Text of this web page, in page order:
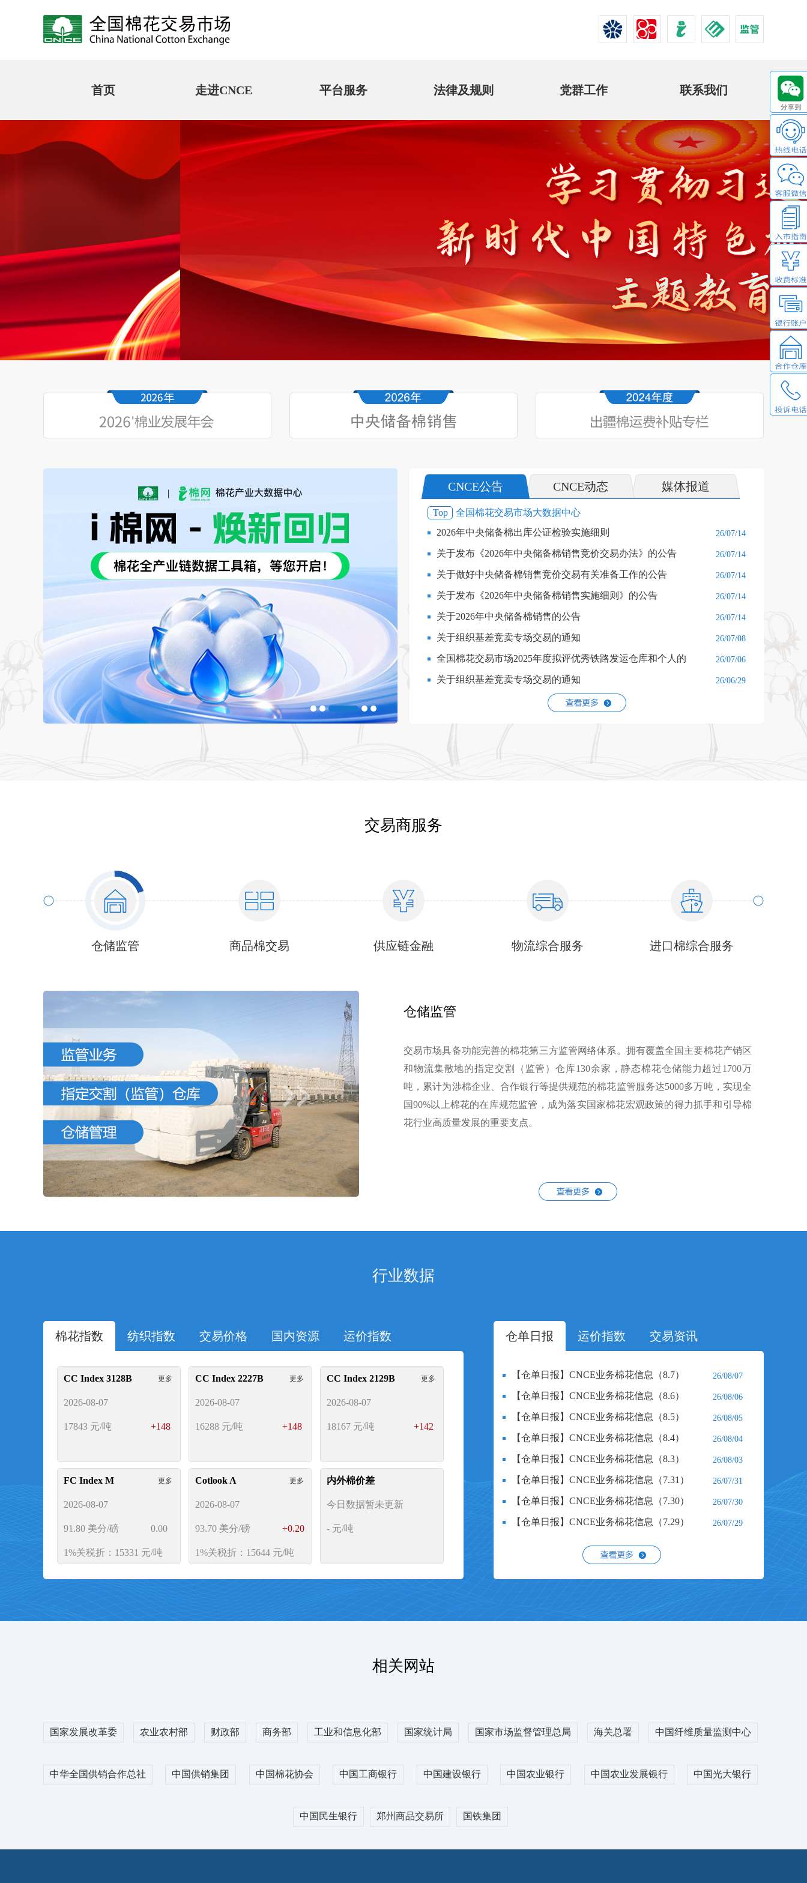
首页 走进CNCE 平台服务 法律及规则 党群工作 联系我们
CNCE公告 CNCE动态 媒体报道
Top
全国棉花交易市场大数据中心
2026年中央储备棉出库公证检验实施细则
26/07/14
关于发布《2026年中央储备棉销售竞价交易办法》的公告
（2026
26/07/14
关于做好中央储备棉销售竞价交易有关准备工作的公告
（2026年[
26/07/14
关于发布《2026年中央储备棉销售实施细则》的公告 26/07/14
关于2026年中央储备棉销售的公告 26/07/14
关于组织基差竞卖专场交易的通知 26/07/08
全国棉花交易市场2025年度拟评优秀铁路发运仓库和个人的
公示
26/07/06
关于组织基差竞卖专场交易的通知 26/06/29
交易商服务
仓储监管 商品棉交易 供应链金融 物流综合服务 进口棉综合服务
仓储监管
交易市场具备功能完善的棉花第三方监管网络体系。拥有覆盖全国主要棉花产销区
和物流集散地的指定交割（监管）仓库130余家，静态棉花仓储能力超过1700万
吨，累计为涉棉企业、合作银行等提供规范的棉花监管服务达5000多万吨，实现全
国90%以上棉花的在库规范监管，成为落实国家棉花宏观政策的得力抓手和引导棉
花行业高质量发展的重要支点。
商品棉交易
变更货权，有效解决了棉花现货贸易环节履约保障难题，确保货款、货权同步流
转，同时配套融资和运输服务，系统衔接监管银行、存储仓库进行确权、确费、确
营。
供应链金融
交易市场供应链金融服务板块经过近二十年的发展和完善，不断加强与国内各大型
银行合作，专注于开发更适合涉棉企业的融资方式。目前已拥有网上操作与线下运
行、远期订单与现货贸易相结合的多种融资渠道和融资方式，在满足广大涉棉企业
不同业务需求的同时，大大降低了企业融资成本，提高了业务办理效率。
物流综合服务
交易市场积极响应国家出台的“公转铁”相关政策， 与中国铁路乌鲁木齐局集团有限
行业数据
棉花指数 纺织指数 交易价格 国内资源 运价指数
CC Index 3128B 更多
2026-08-07
17843元/吨 +148
CC Index 2227B 更多
2026-08-07
16288元/吨 +148
CC Index 2129B 更多
2026-08-07
18167元/吨 +142
FC Index M 更多
2026-08-07
91.80美分/磅 0.00
1%关税折：15331 元/吨
Cotlook A 更多
2026-08-07
93.70美分/磅 +0.20
1%关税折：15644 元/吨
内外棉价差
今日数据暂未更新
-元/吨
CY Index C32S
2026-08-07
更多
2026-08-07
粘胶短纤 更多
14300元/吨 0
R30S 更多
18080元/吨 0
64.02 31.17
84.40美分/磅 +1.24 16215元/吨 +95
CY611
2026-08-07
22655元/吨 +10
仓单日报 运价指数 交易资讯
【仓单日报】CNCE业务棉花信息（8.7） 26/08/07
【仓单日报】CNCE业务棉花信息（8.6） 26/08/06
【仓单日报】CNCE业务棉花信息（8.5） 26/08/05
【仓单日报】CNCE业务棉花信息（8.4） 26/08/04
【仓单日报】CNCE业务棉花信息（8.3） 26/08/03
【仓单日报】CNCE业务棉花信息（7.31） 26/07/31
【仓单日报】CNCE业务棉花信息（7.30） 26/07/30
【仓单日报】CNCE业务棉花信息（7.29） 26/07/29
出疆棉公路运输价格指数(2026.08.08) 26/08/08
出疆棉公路运输价格指数(2026.08.07) 26/08/07
出疆棉公路运输价格指数(2026.08.02) 26/08/02
出疆棉公路运输价格指数(2026.08.01) 26/08/01
相关网站
国家发展改革委 农业农村部 财政部 商务部 工业和信息化部 国家统计局 国家市场监督管理总局 海关总署 中国纤维质量监测中心
中华全国供销合作总社 中国供销集团 中国棉花协会 中国工商银行 中国建设银行 中国农业银行 中国农业发展银行 中国光大银行
中国民生银行 郑州商品交易所 国铁集团